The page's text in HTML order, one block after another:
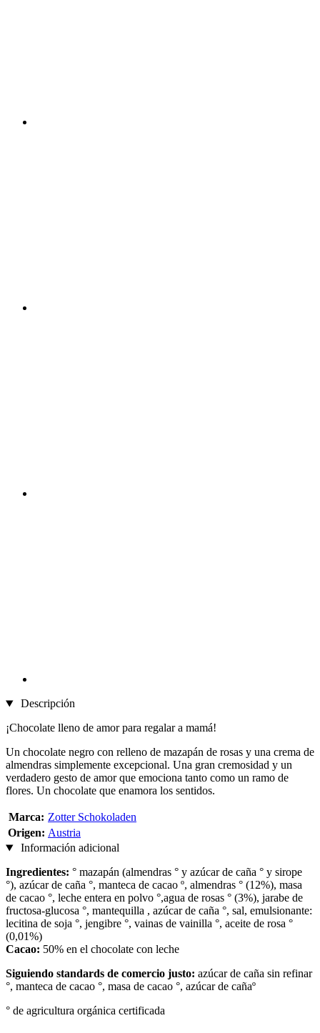
Descripción
¡Chocolate lleno de amor para regalar a mamá!
Un chocolate negro con relleno de mazapán de rosas y una crema de
almendras simplemente excepcional. Una gran cremosidad y un
verdadero gesto de amor que emociona tanto como un ramo de
flores. Un chocolate que enamora los sentidos.
Marca: Zotter Schokoladen
Origen: Austria
Información adicional
Ingredientes: ° mazapán (almendras ° y azúcar de caña ° y sirope
°), azúcar de caña °, manteca de cacao º, almendras ° (12%), masa
de cacao °, leche entera en polvo °,agua de rosas ° (3%), jarabe de
fructosa-glucosa °, mantequilla , azúcar de caña °, sal, emulsionante:
lecitina de soja °, jengibre °, vainas de vainilla °, aceite de rosa °
(0,01%)
Cacao: 50% en el chocolate con leche
Siguiendo standards de comercio justo: azúcar de caña sin refinar
°, manteca de cacao °, masa de cacao °, azúcar de cañaº
° de agricultura orgánica certificada